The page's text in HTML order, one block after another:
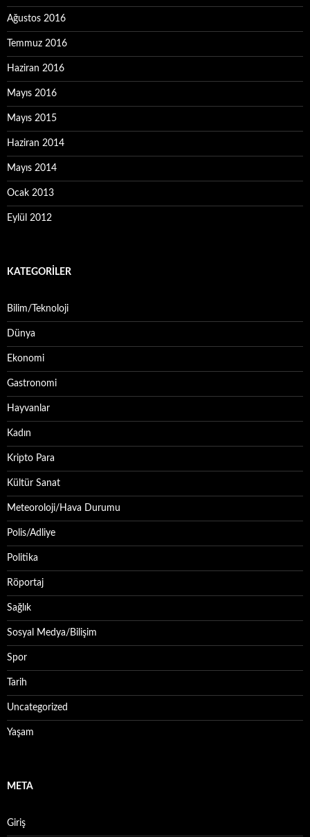
Ağustos 2016
Temmuz 2016
Haziran 2016
Mayıs 2016
Mayıs 2015
Haziran 2014
Mayıs 2014
Ocak 2013
Eylül 2012
KATEGORILER
Bilim/Teknoloji
Dünya
Ekonomi
Gastronomi
Hayvanlar
Kadın
Kripto Para
Kültür Sanat
Meteoroloji/Hava Durumu
Polis/Adliye
Politika
Röportaj
Sağlık
Sosyal Medya/Bilişim
Spor
Tarih
Uncategorized
Yaşam
META
Giriş